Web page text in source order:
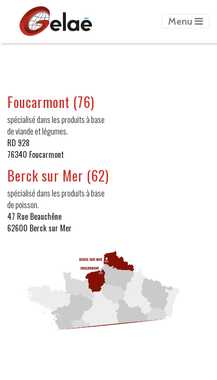
Menu
Foucarmont (76)
spécialisé dans les produits à base
de viande et légumes.
RD 928
76340 Foucarmont
Berck sur Mer (62)
spécialisé dans les produits à base
de poisson.
47 Rue Beauchêne
62600 Berck sur Mer